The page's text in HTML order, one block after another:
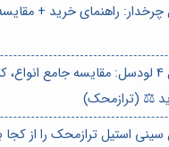
چرخدار: راهنمای خرید +
⭐️ باسکول 4 لودسل: مقایسه جامع
⚖️ (ترازمحک)
سینی استیل ترازمحک را از